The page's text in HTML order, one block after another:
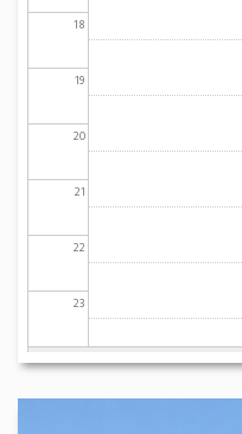
18
19
20
21
22
23